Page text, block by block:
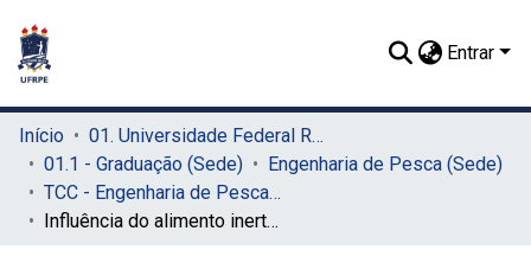
Entrar
Início
01. Universidade Federal Rural de Pernambuco - UFRPE (Sede)
01.1 - Graduação (Sede)
Engenharia de Pesca (Sede)
TCC - Engenharia de Pesca (Sede)
Influência do alimento inerte durante a fase de pré-cultivo de larvas do camarão pitu Macrobrachium carcinus (Linnaeus, 1758)